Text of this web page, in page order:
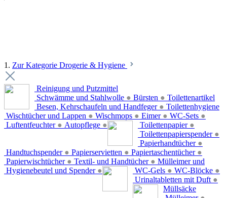
1. Zur Kategorie Drogerie & Hygiene
Reinigung und Putzmittel
Schwämme und Stahlwolle ● Bürsten ●
Besen, Kehrschaufeln und Handfeger ●
Wischtücher und Lappen ● Wischmops ● Eimer ● WC-Sets ●
Luftentfeuchter ● Autopflege ●
Toilettenartikel
Toilettenpapier ●
Toilettenpapierspender ●
Papierhandtücher ●
Handtuchspender ● Papierservietten ● Papiertaschentücher ●
Papierwischtücher ● Textil- und Handtücher ●
Hygienebeutel und Spender ●
Toilettenhygiene
WC-Gels ● WC-Blöcke ●
Urinaltabletten mit Duft ●
Mülleimer und
Müllsäcke